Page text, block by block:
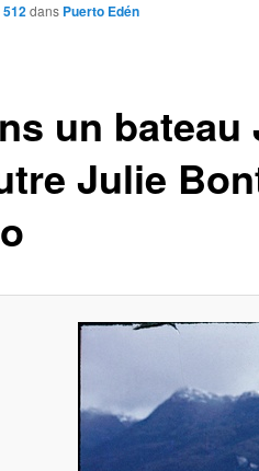
un
Julie
512dans Puerto Edén